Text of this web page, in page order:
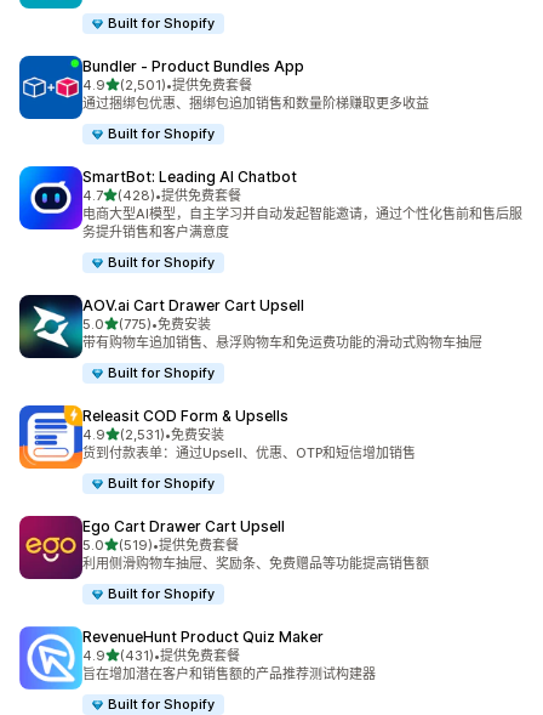
Built for Shopify
Bundler ‑ Product Bundles App
4.9星（满分 5 星）
(2,501)
总共 2501 条评论
•提供免费套餐
通过捆绑包优惠、捆绑包追加销售和数量阶梯赚取更多收益
Built for Shopify
SmartBot: Leading AI Chatbot
4.7星（满分 5 星）
(428)
总共 428 条评论
•提供免费套餐
电商大型AI模型，自主学习并自动发起智能邀请，通过个性化售前和售后服
务提升销售和客户满意度
Built for Shopify
AOV.ai Cart Drawer Cart Upsell
5.0星（满分 5 星）
(775)
总共 775 条评论
•免费安装
带有购物车追加销售、悬浮购物车和免运费功能的滑动式购物车抽屉
Built for Shopify
Releasit COD Form & Upsells
4.9星（满分 5 星）
(2,531)
总共 2531 条评论
•免费安装
货到付款表单：通过Upsell、优惠、OTP和短信增加销售
Built for Shopify
Ego Cart Drawer Cart Upsell
5.0星（满分 5 星）
(519)
总共 519 条评论
•提供免费套餐
利用侧滑购物车抽屉、奖励条、免费赠品等功能提高销售额
Built for Shopify
RevenueHunt Product Quiz Maker
4.9星（满分 5 星）
(431)
总共 431 条评论
•提供免费套餐
旨在增加潜在客户和销售额的产品推荐测试构建器
Built for Shopify